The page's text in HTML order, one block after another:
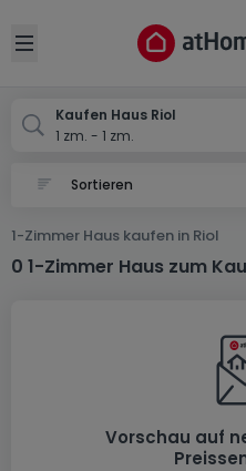
Open sidebar
Kaufen Haus Riol
1 zm. - 1 zm.
1-Zimmer Haus kaufen in Riol
0 1-Zimmer Haus zum
Vorschau auf
Abbrechen
Riol